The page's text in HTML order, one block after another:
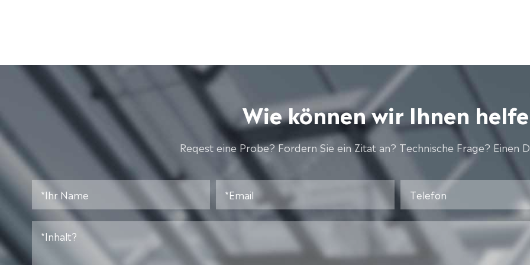
Wie können wir Ihnen
Reqest eine Probe? Fordern Sie ein Zitat an? Technische Frage? Einen